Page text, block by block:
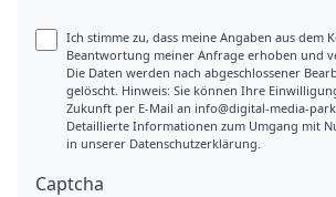
Ich stimme zu, dass meine Angaben aus dem
Beantwortung meiner Anfrage erhoben und
Die Daten werden nach abgeschlossener
gelöscht. Hinweis: Sie können Ihre
Zukunft per E-Mail an info@digital-media-
Detaillierte Informationen zum Umgang mit
in unserer Datenschutzerklärung.
Captcha